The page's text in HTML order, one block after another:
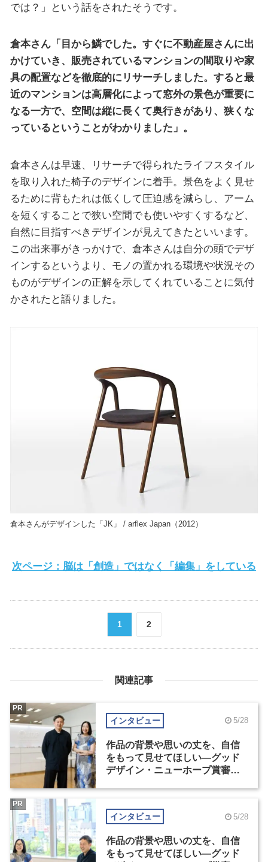
では？」という話をされたそうです。
倉本さん「目から鱗でした。すぐに不動産屋さんに出
かけていき、販売されているマンションの間取りや家
具の配置などを徹底的にリサーチしました。すると最
近のマンションは高層化によって窓外の景色が重要に
なる一方で、空間は縦に長くて奥行きがあり、狭くな
っているということがわかりました」。
倉本さんは早速、リサーチで得られたライフスタイル
を取り入れた椅子のデザインに着手。景色をよく見せ
るために背もたれは低くして圧迫感を減らし、アーム
を短くすることで狭い空間でも使いやすくするなど、
自然に目指すべきデザインが見えてきたといいます。
この出来事がきっかけで、倉本さんは自分の頭でデザ
インするというより、モノの置かれる環境や状況その
ものがデザインの正解を示してくれていることに気付
かされたと語りました。
倉本さんがデザインした「JK」 / arflex Japan（2012）
次ページ：脳は「創造」ではなく「編集」をしている
1 2
関連記事
インタビュー 5/28
作品の背景や思いの丈を、自信
をもって見せてほしい―グッド
デザイン・ニューホープ賞審査
PR
インタビュー 5/28
作品の背景や思いの丈を、自信
をもって見せてほしい―グッド
PR